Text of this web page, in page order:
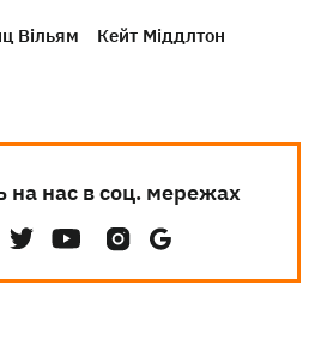
Вільям
Кейт Міддлтон
на нас в соц. мережах